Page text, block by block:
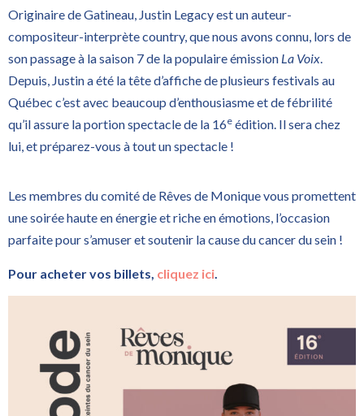
Originaire de Gatineau, Justin Legacy est un auteur-
compositeur-interprète country, que nous avons connu, lors de
son passage à la saison 7 de la populaire émission La Voix.
Depuis, Justin a été la tête d’affiche de plusieurs festivals au
Québec c’est avec beaucoup d’enthousiasme et de fébrilité
qu’il assure la portion spectacle de la 16e édition. Il sera chez
lui, et préparez-vous à tout un spectacle !
Les membres du comité de Rêves de Monique vous promettent
une soirée haute en énergie et riche en émotions, l’occasion
parfaite pour s’amuser et soutenir la cause du cancer du sein !
Pour acheter vos billets, cliquez ici